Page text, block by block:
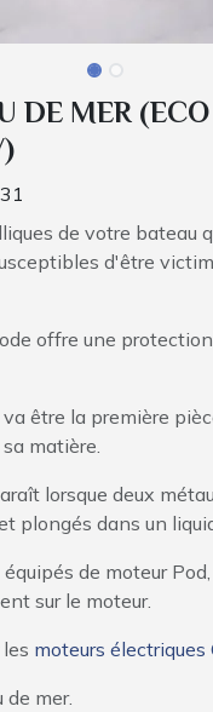
DE MER (ECO
de votre bateau
d'être
offre une
être la première
matière.
lorsque deux
plongés dans un
de moteur
sur le moteur.
moteurs électriques
de mer.